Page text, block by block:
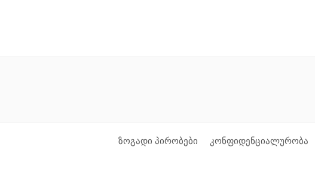
ზოგადი პირობები კონფიდენციალურობა